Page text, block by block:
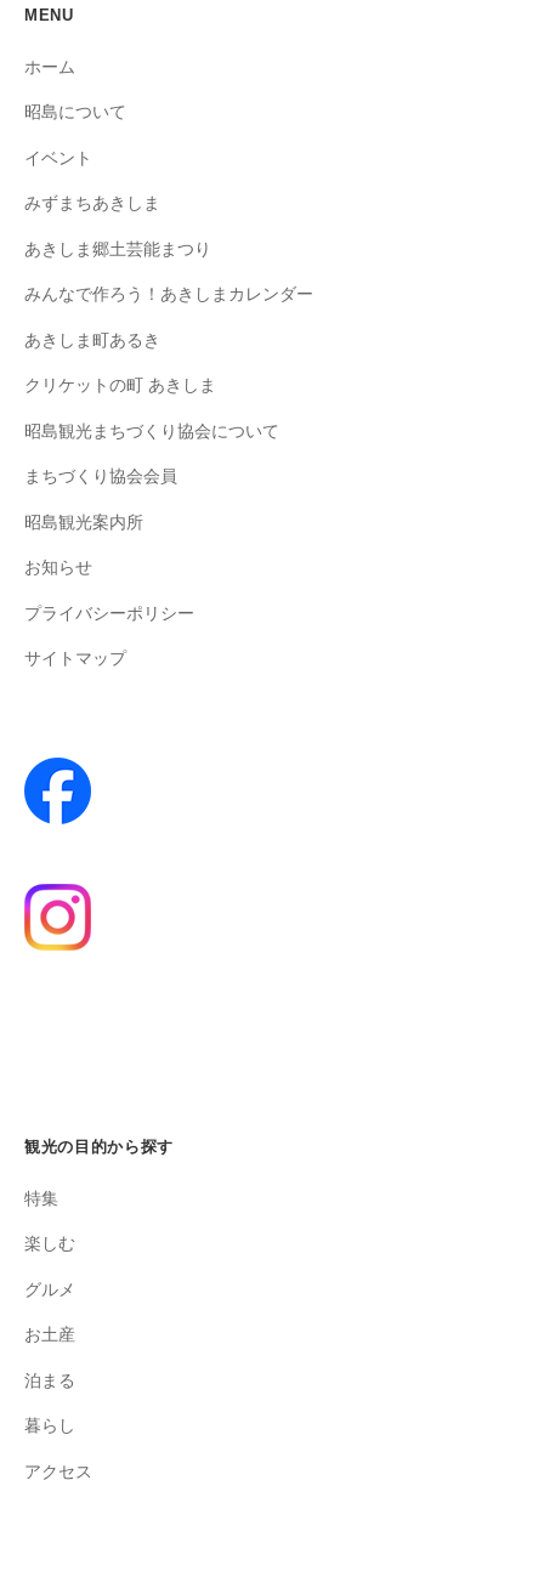
MENU
ホーム
昭島について
イベント
みずまちあきしま
あきしま郷土芸能まつり
みんなで作ろう！あきしまカレンダー
あきしま町あるき
クリケットの町 あきしま
昭島観光まちづくり協会について
まちづくり協会会員
昭島観光案内所
お知らせ
プライバシーポリシー
サイトマップ
観光の目的から探す
特集
楽しむ
グルメ
お土産
泊まる
暮らし
アクセス